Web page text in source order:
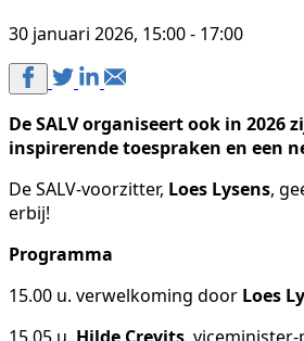
30 januari 2026, 15:00 - 17:00
De SALV organiseert ook in
inspirerende toespraken en een
De SALV-voorzitter, Loes Lysens,
erbij!
Programma
15.00 u. verwelkoming door Loes